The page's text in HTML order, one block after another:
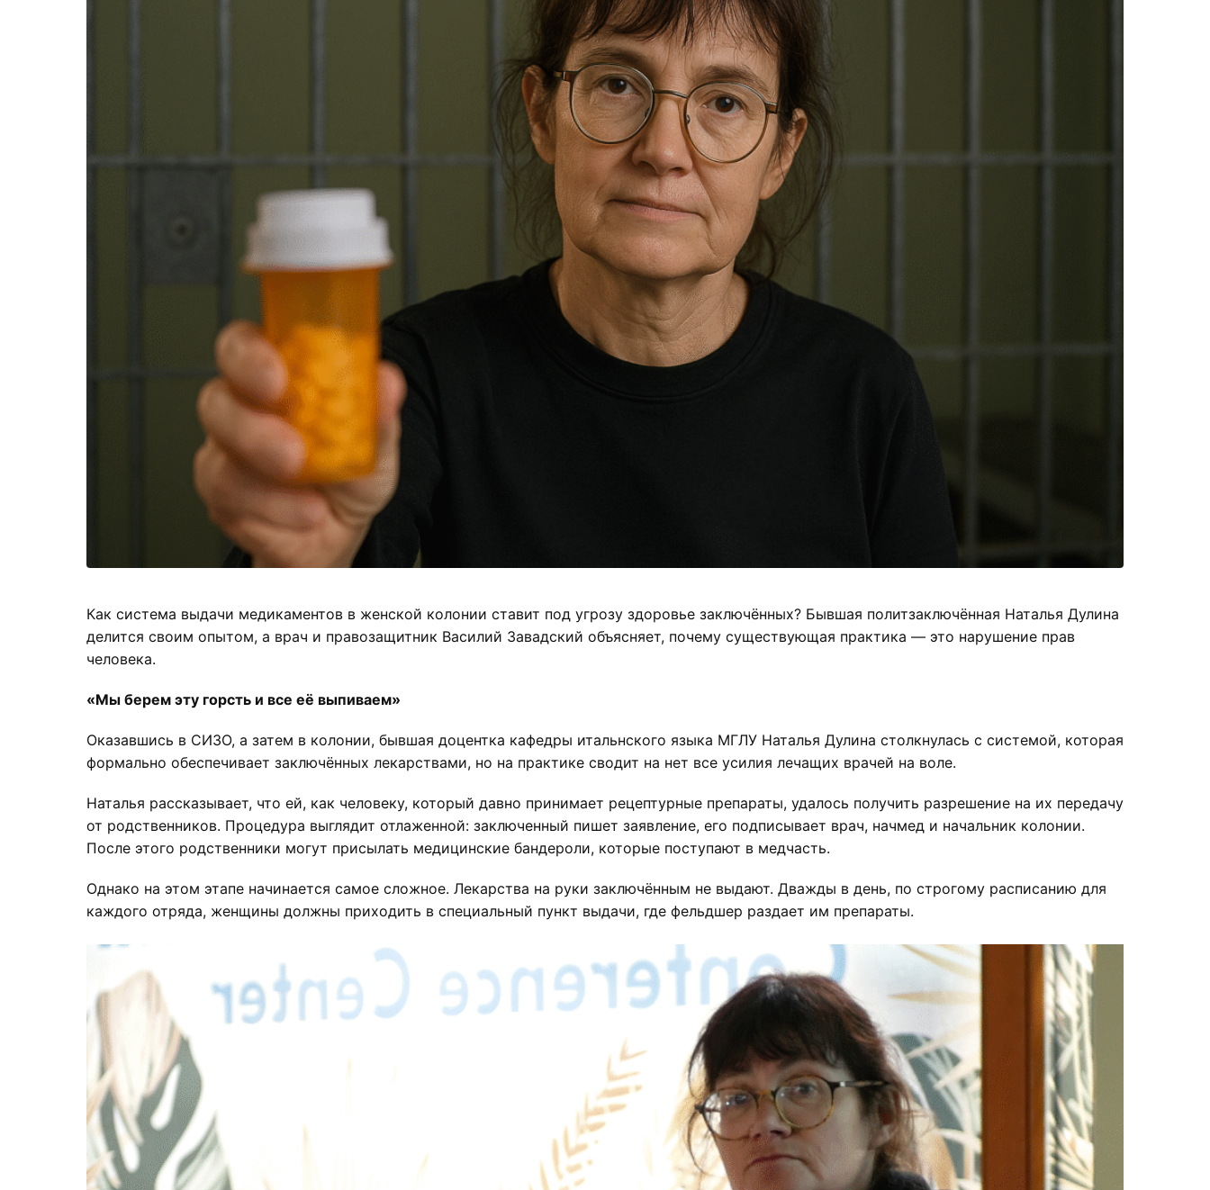
Как система выдачи медикаментов в женской колонии ставит под угрозу здоровье заключённых? Бывшая политзаключённая Наталья Дулина
делится своим опытом, а врач и правозащитник Василий Завадский объясняет, почему существующая практика — это нарушение прав
человека.
«Мы берем эту горсть и все её выпиваем»
Оказавшись в СИЗО, а затем в колонии, бывшая доцентка кафедры итальнского языка МГЛУ Наталья Дулина столкнулась с системой, которая
формально обеспечивает заключённых лекарствами, но на практике сводит на нет все усилия лечащих врачей на воле.
Наталья рассказывает, что ей, как человеку, который давно принимает рецептурные препараты, удалось получить разрешение на их передачу
от родственников. Процедура выглядит отлаженной: заключенный пишет заявление, его подписывает врач, начмед и начальник колонии.
После этого родственники могут присылать медицинские бандероли, которые поступают в медчасть.
Однако на этом этапе начинается самое сложное. Лекарства на руки заключённым не выдают. Дважды в день, по строгому расписанию для
каждого отряда, женщины должны приходить в специальный пункт выдачи, где фельдшер раздает им препараты.